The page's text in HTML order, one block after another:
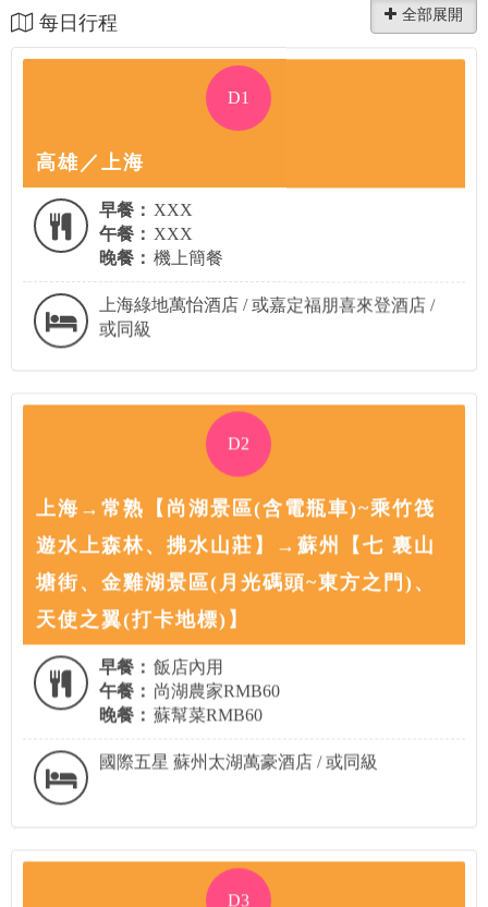
每日行程
D1
高雄／上海
早餐： XXX
午餐： XXX
晚餐： 機上簡餐
上海綠地萬怡酒店 / 或嘉定福朋喜來登酒店 /
或同級
D2
上海→常熟【尚湖景區(含電瓶車)~乘竹筏
遊水上森林、拂水山莊】→蘇州【七 裏山
塘街、金雞湖景區(月光碼頭~東方之門)、
天使之翼(打卡地標)】
早餐： 飯店內用
午餐： 尚湖農家RMB60
晚餐： 蘇幫菜RMB60
國際五星 蘇州太湖萬豪酒店 / 或同級
D3